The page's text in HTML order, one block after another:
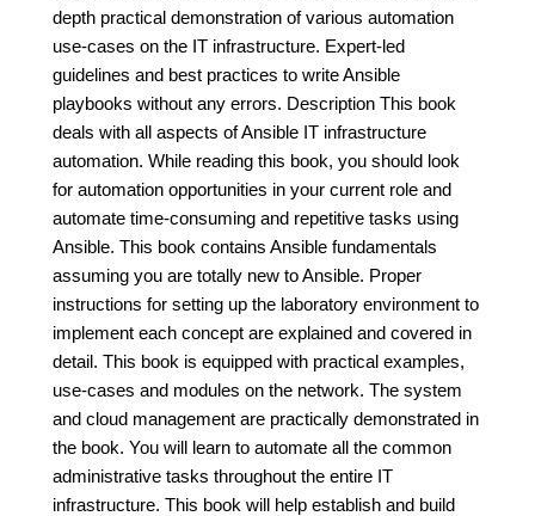
depth practical demonstration of various automation
use-cases on the IT infrastructure. Expert-led
guidelines and best practices to write Ansible
playbooks without any errors. Description This book
deals with all aspects of Ansible IT infrastructure
automation. While reading this book, you should look
for automation opportunities in your current role and
automate time-consuming and repetitive tasks using
Ansible. This book contains Ansible fundamentals
assuming you are totally new to Ansible. Proper
instructions for setting up the laboratory environment to
implement each concept are explained and covered in
detail. This book is equipped with practical examples,
use-cases and modules on the network. The system
and cloud management are practically demonstrated in
the book. You will learn to automate all the common
administrative tasks throughout the entire IT
infrastructure. This book will help establish and build